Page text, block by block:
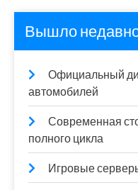
Вышло
Официальный
автомобилей
Современная
полного цикла
Игровые